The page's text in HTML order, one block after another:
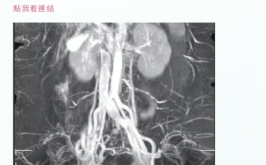
點我看連結